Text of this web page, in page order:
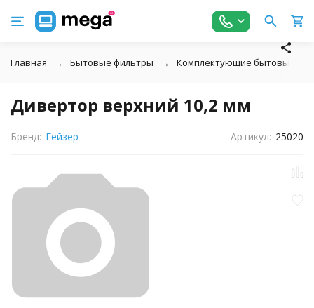
Главная Бытовые фильтры Комплектующие бытовых
Дивертор верхний 10,2 мм
Бренд: Гейзер Артикул: 25020